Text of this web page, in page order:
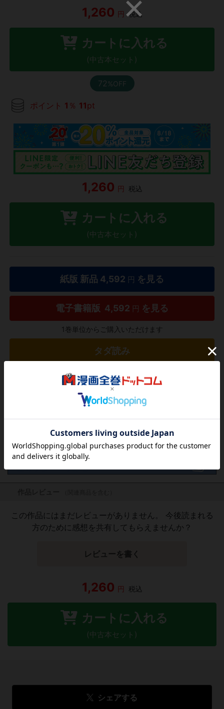
1,260 円 税込
カートに入れる
(中古本セット)
72%OFF
ポイント 1 ％ 11pt
1,260 円 税込
カートに入れる
(中古本セット)
紙版 新品 4,592 円 を見る
電子書籍版 4,592 円 を見る
1巻単位からご購入いただけます
タダ読み
欲しいリストに追加する
気になる商品を登録
この作品にはまだレビューがありません。 今後読まれる
方のために感想を共有してもらえませんか？
レビューを書く
1,260 円 税込
カートに入れる
(中古本セット)
シェアする